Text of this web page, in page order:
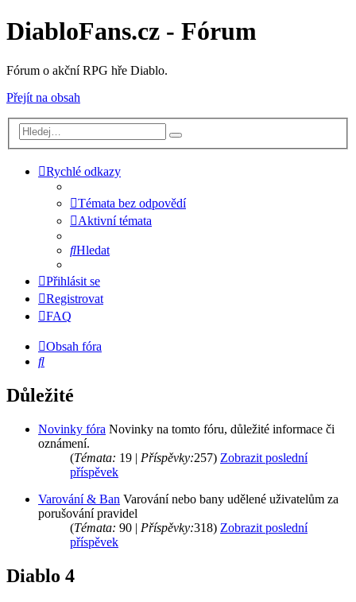
DiabloFans.cz - Fórum
Fórum o akční RPG hře Diablo.
Přejít na obsah
Rychlé odkazy
Témata bez odpovědí
Aktivní témata
Hledat
Přihlásit se
Registrovat
FAQ
Obsah fóra
Hledat
Důležité
Novinky fóra Novinky na tomto fóru, důležité informace či
oznámení.
(Témata: 19 | Příspěvky:257) Zobrazit poslední
příspěvek
Varování & Ban Varování nebo bany udělené uživatelům za
porušování pravidel
(Témata: 90 | Příspěvky:318) Zobrazit poslední
příspěvek
Diablo 4